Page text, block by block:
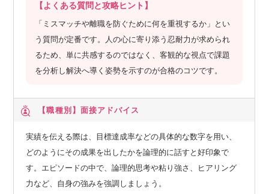
【よくある質問と攻略ヒント】
「ミスマッチや離職を防ぐために何を重視するか」とい
う質問が定番です。人の心に寄り添う忍耐力が求められ
るため、単に共感するのではなく、客観的な視点で課題
を分析し解決へ導く姿勢を示すのが合格のコツです。
【職種別】 面接アドバイス
実績を伝える際は、目標達成率などの具体的な数字を用い、
どのようにその成果を出したかを論理的に話すと好印象で
す。エピソードの中で、論理的思考や粘り強さ、ヒアリング
力など、自身の強みを強調しましょう。